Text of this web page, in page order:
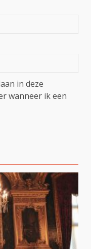
in deze
wanneer ik een